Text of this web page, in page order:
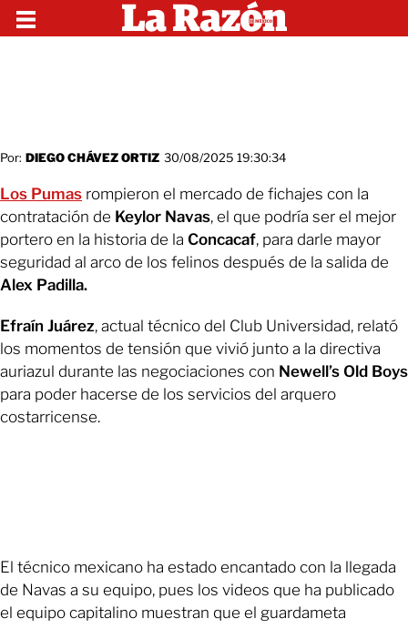
Por: DIEGO CHÁVEZ ORTIZ 30/08/2025 19:30:34
Los Pumas rompieron el mercado de fichajes con la
contratación de Keylor Navas, el que podría ser el mejor
portero en la historia de la Concacaf, para darle mayor
seguridad al arco de los felinos después de la salida de
Alex Padilla.
Efraín Juárez, actual técnico del Club Universidad, relató
los momentos de tensión que vivió junto a la directiva
auriazul durante las negociaciones con Newell’s Old Boys
para poder hacerse de los servicios del arquero
costarricense.
El técnico mexicano ha estado encantado con la llegada
de Navas a su equipo, pues los videos que ha publicado
el equipo capitalino muestran que el guardameta